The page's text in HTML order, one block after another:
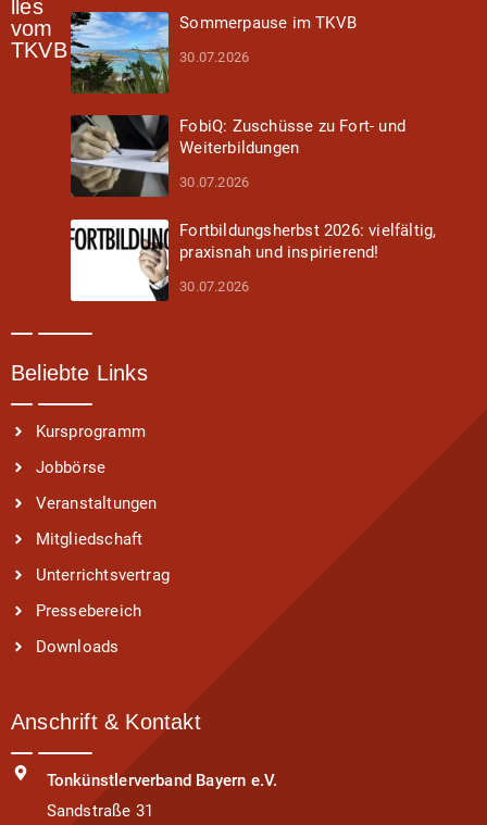
lles
vom
TKVB
Sommerpause im TKVB
30.07.2026
FobiQ: Zuschüsse zu Fort- und
Weiterbildungen
30.07.2026
Fortbildungsherbst 2026: vielfältig,
praxisnah und inspirierend!
30.07.2026
Beliebte Links
Kursprogramm
Jobbörse
Veranstaltungen
Mitgliedschaft
Unterrichtsvertrag
Pressebereich
Downloads
Anschrift & Kontakt
Tonkünstlerverband Bayern e.V.
Sandstraße 31